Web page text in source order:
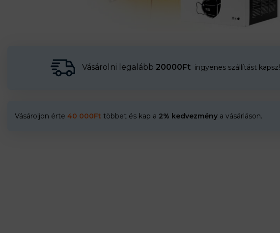
Vásárolni legalább 20000Ft ingyenes szállítást kapsz!
Vásároljon érte 40 000Ft többet és kap a 2% kedvezmény a vásárláson.